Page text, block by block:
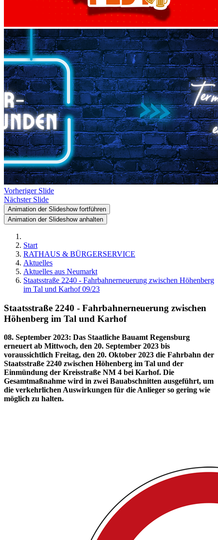
Vorheriger Slide
Nächster Slide
Animation der Slideshow fortführen
Animation der Slideshow anhalten
Start
RATHAUS & BÜRGERSERVICE
Aktuelles
Aktuelles aus Neumarkt
Staatsstraße 2240 - Fahrbahnerneuerung zwischen Höhenberg
im Tal und Karhof 09/23
Staatsstraße 2240 - Fahrbahnerneuerung zwischen
Höhenberg im Tal und Karhof
08. September 2023: Das Staatliche Bauamt Regensburg
erneuert ab Mittwoch, den 20. September 2023 bis
voraussichtlich Freitag, den 20. Oktober 2023 die Fahrbahn der
Staatsstraße 2240 zwischen Höhenberg im Tal und der
Einmündung der Kreisstraße NM 4 bei Karhof. Die
Gesamtmaßnahme wird in zwei Bauabschnitten ausgeführt, um
die verkehrlichen Auswirkungen für die Anlieger so gering wie
möglich zu halten.